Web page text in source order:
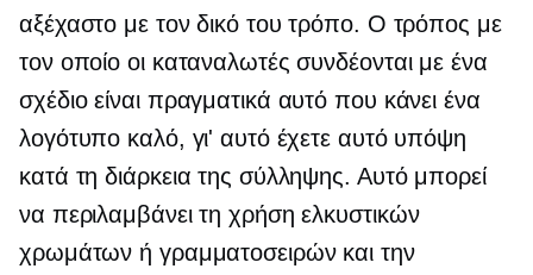
αξέχαστο με τον δικό του τρόπο. Ο τρόπος με
τον οποίο οι καταναλωτές συνδέονται με ένα
σχέδιο είναι πραγματικά αυτό που κάνει ένα
λογότυπο καλό, γι' αυτό έχετε αυτό υπόψη
κατά τη διάρκεια της σύλληψης. Αυτό μπορεί
να περιλαμβάνει τη χρήση ελκυστικών
χρωμάτων ή γραμματοσειρών και την